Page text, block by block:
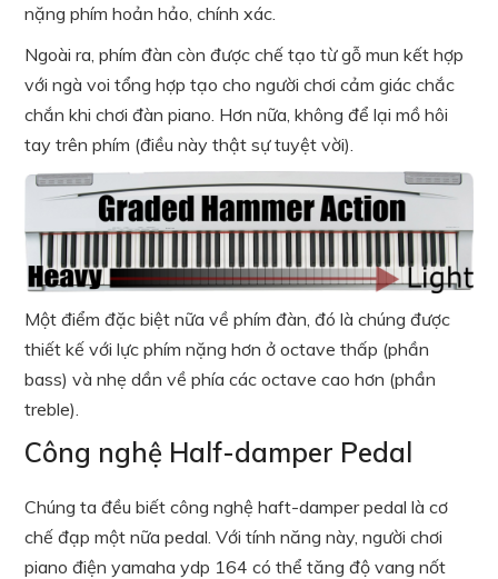
nặng phím hoản hảo, chính xác.
Ngoài ra, phím đàn còn được chế tạo từ gỗ mun kết hợp
với ngà voi tổng hợp tạo cho người chơi cảm giác chắc
chắn khi chơi đàn piano. Hơn nữa, không để lại mồ hôi
tay trên phím (điều này thật sự tuyệt vời).
Một điểm đặc biệt nữa về phím đàn, đó là chúng được
thiết kế với lực phím nặng hơn ở octave thấp (phần
bass) và nhẹ dần về phía các octave cao hơn (phần
treble).
Công nghệ Half-damper Pedal
Chúng ta đều biết công nghệ haft-damper pedal là cơ
chế đạp một nữa pedal. Với tính năng này, người chơi
piano điện yamaha ydp 164 có thể tăng độ vang nốt